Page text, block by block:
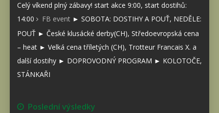
Celý víkend plný zábavy! start akce 9:00, start dostihů:
14:00
FB event ► SOBOTA: DOSTIHY A POUŤ, NEDĚLE:
POUŤ ► České klusácké derby(CH), Středoevropská cena
– heat ► Velká cena tříletých (CH), Trotteur Francais X. a
další dostihy ► DOPROVODNÝ PROGRAM ► KOLOTOČE,
STÁNKAŘI
Poslední výsledky